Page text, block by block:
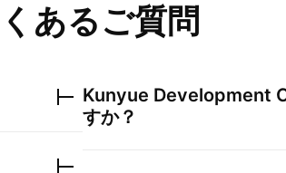
あるご質問
Kunyue Development
すか？